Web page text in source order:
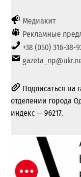
Медиакит
Рекламные
+38 (050) 316-38-
Подписаться на
отделении города
индекс — 96217.